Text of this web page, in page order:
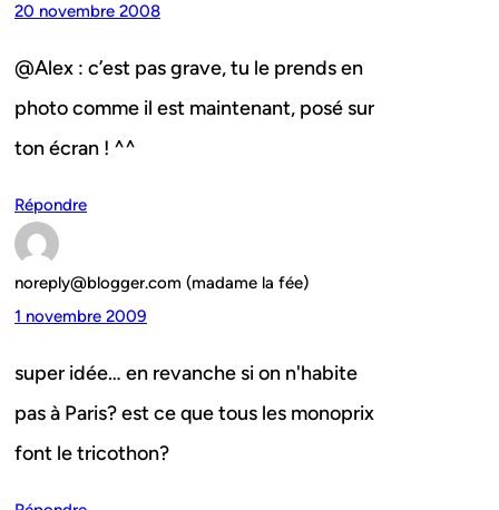
20 novembre 2008
@Alex : c’est pas grave, tu le prends en
photo comme il est maintenant, posé sur
ton écran ! ^^
Répondre
noreply@blogger.com (madame la fée)
1 novembre 2009
super idée… en revanche si on n'habite
pas à Paris? est ce que tous les monoprix
font le tricothon?